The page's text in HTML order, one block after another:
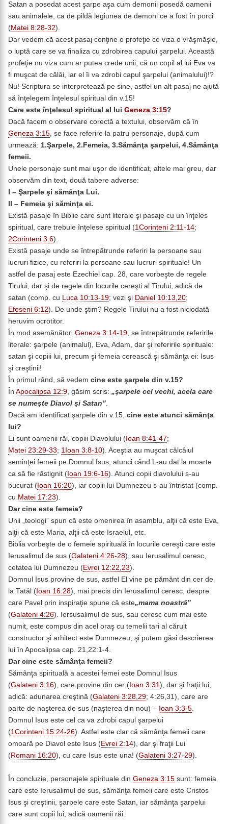
Satan a posedat acest şarpe aşa cum demonii posedă oamenii
sau animalele, ca de pildă legiunea de demoni ce a fost în porci
(Matei 8:28-32).
Dar vedem că acest pasaj conţine o profeţie ce viza o vrăşmăşie,
o luptă care se va finaliza cu zdrobirea capului şarpelui. Această
profeţie nu viza cum ar putea crede unii, că un copil al lui Eva va
fi muşcat de călâi, iar el îi va zdrobi capul şarpelui (animalului)!?
Nu! Scriptura se interpretează pe sine, astfel un alt pasaj ne ajută
să înţelegem înţelesul spiritual din v.15!
Care este înţelesul spiritual al lui Geneza 3:15?
Dacă facem o observare corectă a textului, observăm că în
Geneza 3:15, se face referire la patru personaje, după cum
urmează: 1.Şarpele, 2.Femeia, 3.Sămânţa şarpelui, 4.Sămânţa
femeii.
Unele personaje sunt mai uşor de identificat, altele mai greu, dar
observăm din text, două tabere adverse:
I – Şarpele şi sămânţa Lui.
II – Femeia şi săminţa ei.
Există pasaje în Biblie care sunt literale şi pasaje cu un înţeles
spiritual, care trebuie înţelese spiritual (1Corinteni 2:11-14;
2Corinteni 3:6).
Există pasaje unde se întrepătrunde referiri la persoane sau
lucruri fizice, cu referiri la persoane sau lucruri spirituale! Un
astfel de pasaj este Ezechiel cap. 28, care vorbeşte de regele
Tirului, dar şi de regele din locurile cereşti al Tirului, adică de
satan (comp. cu Luca 10:13-19; vezi şi Daniel 10:13,20;
Efeseni 6:12). De unde ştim? Regele Tirului nu a fost niciodată
heruvim ocrotitor.
În mod asemănător, Geneza 3:14-19, se întrepătrunde referirile
literale: şarpele (animalul), Eva, Adam, dar şi referirile spirituale:
satan şi copiii lui, precum şi femeia cerească şi sămânţa ei: Isus
şi creştinii!
În primul rând, să vedem cine este şarpele din v.15?
În Apocalipsa 12:9, găsim scris: „şarpele cel vechi, acela care
se numeşte Diavol şi Satan”.
Dacă am identificat şarpele din v.15, cine este atunci sămânţa
lui?
Ei sunt oamenii răi, copiii Diavolului ( Ioan 8:41-47;
Matei 23:29-33; 1Ioan 3:8-10). Aceştia au muşcat călcâiul
seminţei femeii pe Domnul Isus, atunci când L-au dat la moarte
ca să fie răstignit ( Ioan 19:6-16). Atunci copii diavolului s-au
bucurat ( Ioan 16:20), iar copiii lui Dumnezeu s-au întristat (comp.
cu Matei 17:23).
Dar cine este femeia?
Unii „teologi” spun că este omenirea în asamblu, alţii că este Eva,
alţii că este Maria, alţii că este Israelul, etc.
Biblia vorbeşte de o femeie spirituală în locurile cereşti care este
Ierusalimul de sus (Galateni 4:26-28), sau Ierusalimul ceresc,
cetatea lui Dumnezeu (Evrei 12:22,23).
Domnul Isus provine de sus, astfel El vine pe pământ din cer de
la Tatăl ( Ioan 16:28), mai precis din Ierusalimul ceresc, despre
care Pavel prin inspiraţie spune că este„mama noastră”
(Galateni 4:26). Iersusalimul de sus, sau ceresc cum mai este
numit, este compus din acel oraş cu temelii tari al căruit
constructor şi arhitect este Dumnezeu, şi putem găsi descrierea
lui în Apocalipsa cap. 21,22:1-4.
Dar cine este sămânţa femeii?
Sămânţa spirituală a acestei femei este Domnul Isus
(Galateni 3:16), care provine din cer ( Ioan 3:31), dar şi fraţii lui,
adică: adunarea creştină (Galateni 3:28,29; 4:26,31), care are
parte de naşterea de sus (naşterea din nou) – Ioan 3:3-5.
Domnul Isus este cel ca va zdrobi capul şarpelui
(1Corinteni 15:24-26). Astfel este clar că sămânţa femeii care
omoară pe Diavol este Isus (Evrei 2:14), dar şi fraţii Lui
(Romani 16:20), cu care Isus este una! (Galateni 3:27-29).
În concluzie, personajele spirituale din Geneza 3:15 sunt: femeia
care este Ierusalimul de sus, sămânţa femeii care este Cristos
Isus şi creştinii, şarpele care este Satan, iar sămânţa şarpelui
care sunt copii lui, adică oamenii răi.